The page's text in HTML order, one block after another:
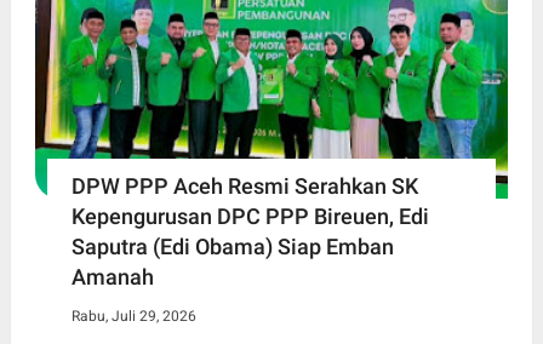
DPW PPP Aceh Resmi Serahkan SK
Kepengurusan DPC PPP Bireuen, Edi
Saputra (Edi Obama) Siap Emban
Amanah
Rabu, Juli 29, 2026